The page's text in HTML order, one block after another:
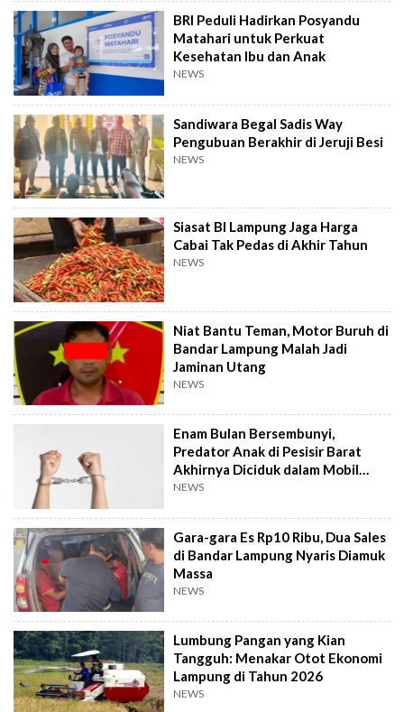
BRI Peduli Hadirkan Posyandu
Matahari untuk Perkuat
Kesehatan Ibu dan Anak
NEWS
Sandiwara Begal Sadis Way
Pengubuan Berakhir di Jeruji Besi
NEWS
Siasat BI Lampung Jaga Harga
Cabai Tak Pedas di Akhir Tahun
NEWS
Niat Bantu Teman, Motor Buruh di
Bandar Lampung Malah Jadi
Jaminan Utang
NEWS
Enam Bulan Bersembunyi,
Predator Anak di Pesisir Barat
Akhirnya Diciduk dalam Mobil
Travel
NEWS
Gara-gara Es Rp10 Ribu, Dua Sales
di Bandar Lampung Nyaris Diamuk
Massa
NEWS
Lumbung Pangan yang Kian
Tangguh: Menakar Otot Ekonomi
Lampung di Tahun 2026
NEWS